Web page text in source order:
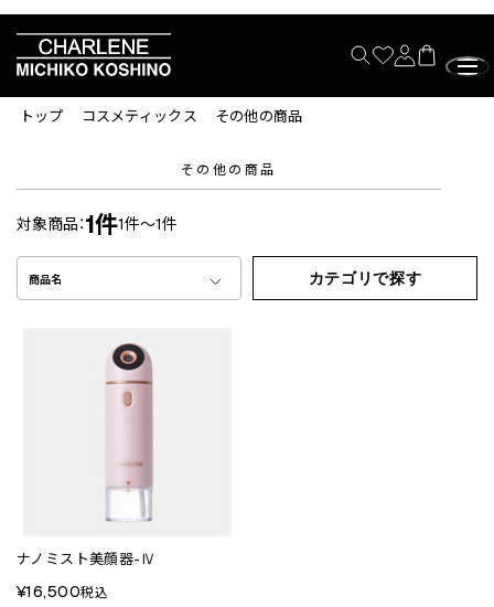
トップ コスメティックス その他の商品
その他の商品
対象商品：1件1件～1件
商品名 カテゴリで探す
ナノミスト美顔器-Ⅳ
¥16,500税込